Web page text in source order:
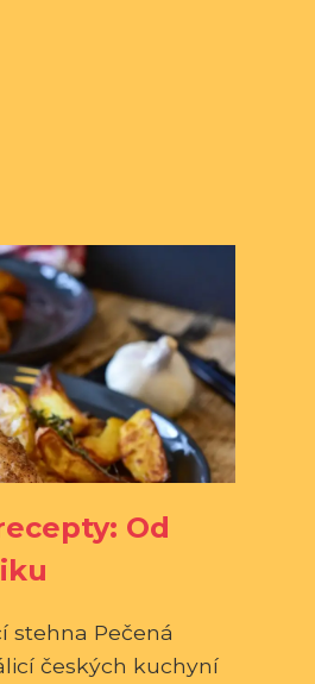
Od
stehna Pečená
českých kuchyní